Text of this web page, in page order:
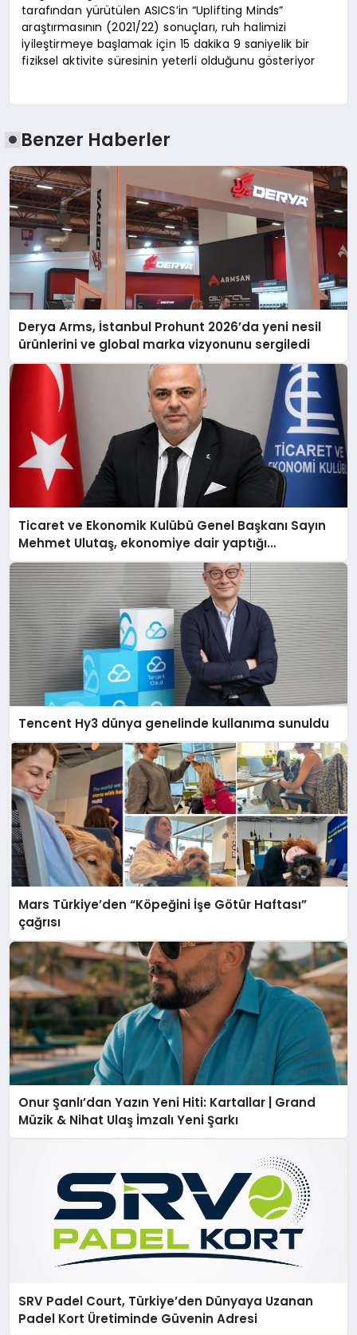
tarafından yürütülen ASICS’in “Uplifting Minds”
araştırmasının (2021/22) sonuçları, ruh halimizi
iyileştirmeye başlamak için 15 dakika 9 saniyelik bir
fiziksel aktivite süresinin yeterli olduğunu gösteriyor
Benzer Haberler
Derya Arms, İstanbul Prohunt 2026’da yeni nesil
ürünlerini ve global marka vizyonunu sergiledi
Ticaret ve Ekonomik Kulübü Genel Başkanı Sayın
Mehmet Ulutaş, ekonomiye dair yaptığı
açıklamada şunları kaydetti:
Tencent Hy3 dünya genelinde kullanıma sunuldu
Mars Türkiye’den “Köpeğini İşe Götür Haftası”
çağrısı
Onur Şanlı’dan Yazın Yeni Hiti: Kartallar | Grand
Müzik & Nihat Ulaş İmzalı Yeni Şarkı
SRV Padel Court, Türkiye’den Dünyaya Uzanan
Padel Kort Üretiminde Güvenin Adresi